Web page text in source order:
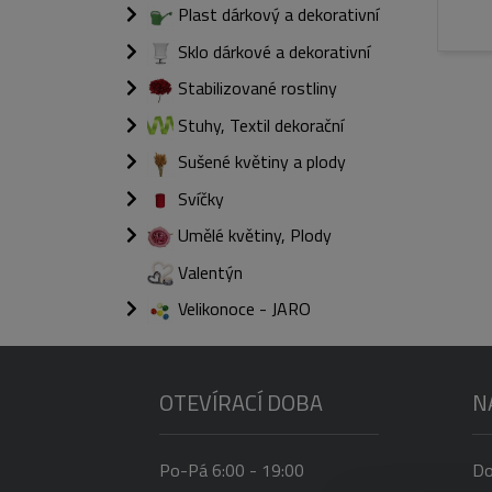
Plast dárkový a dekorativní
Sklo dárkové a dekorativní
Stabilizované rostliny
Stuhy, Textil dekorační
Sušené květiny a plody
Svíčky
Umělé květiny, Plody
Valentýn
Velikonoce - JARO
OTEVÍRACÍ DOBA
Po-Pá 6:00 - 19:00